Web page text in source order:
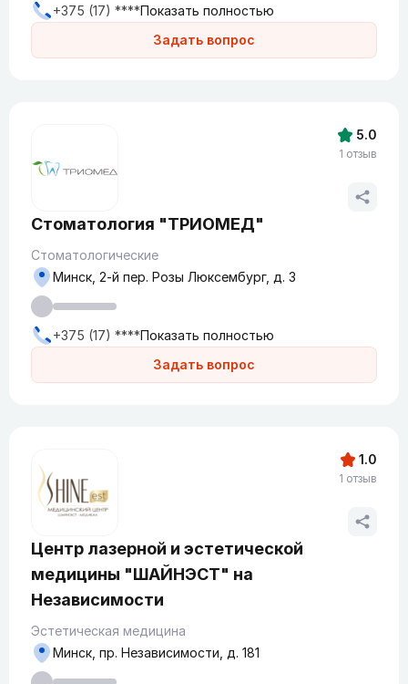
Задать вопрос
+375 (17) ****Показать полностью
Стоматология "ТРИОМЕД"
Стоматологические
Задать вопрос
Минск, 2-й пер. Розы Люксембург, д. 3
+375 (17) ****Показать полностью
5.0
1 отзыв
Центр лазерной и эстетической
медицины "ШАЙНЭСТ" на
Независимости
Эстетическая медицина
Минск, пр. Независимости, д. 181
1.0
1 отзыв